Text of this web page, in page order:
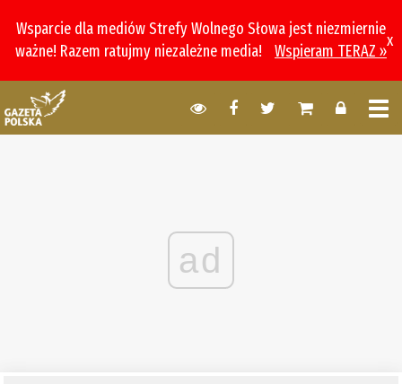
Wsparcie dla mediów Strefy Wolnego Słowa jest niezmiernie
ważne! Razem ratujmy niezależne media!
Wspieram TERAZ »
x
ad